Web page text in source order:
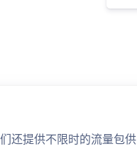
还提供不限时的流量包供